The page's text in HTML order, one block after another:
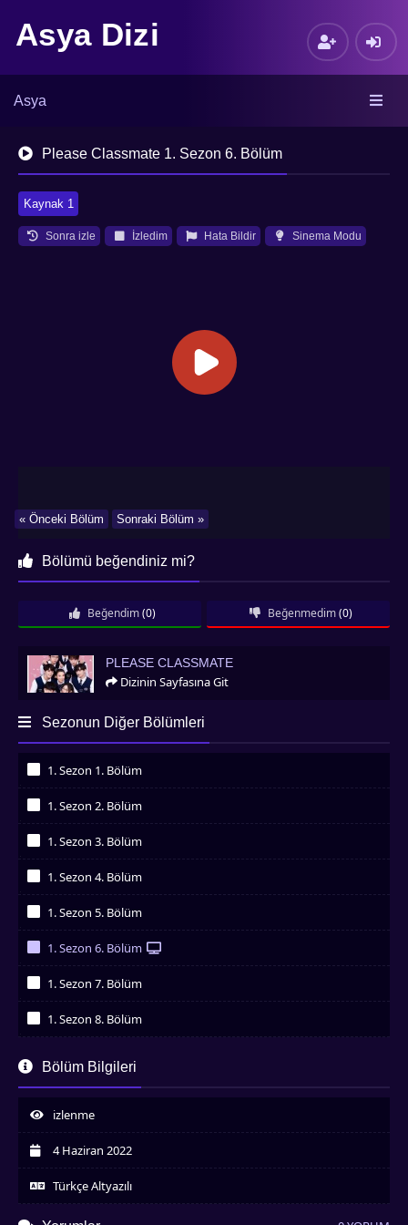
Asya Dizi
Asya
Please Classmate 1. Sezon 6. Bölüm
Kaynak 1
Sonra izle İzledim Hata Bildir Sinema Modu
Sonraki Bölüm »
« Önceki Bölüm
Bölümü beğendiniz mi?
Beğendim (0) Beğenmedim (0)
Please Classmate
PLEASE CLASSMATE
Dizinin Sayfasına Git
Sezonun Diğer Bölümleri
1. Sezon 1. Bölüm
1. Sezon 2. Bölüm
1. Sezon 3. Bölüm
1. Sezon 4. Bölüm
1. Sezon 5. Bölüm
1. Sezon 6. Bölüm
1. Sezon 7. Bölüm
1. Sezon 8. Bölüm
İzledim
İzledim
1. Sezon 10. Bölüm
İzledim
İzledim
İzledim
1. Sezon 13. Bölüm
Bölüm Bilgileri
izlenme
4 Haziran 2022
Türkçe Altyazılı